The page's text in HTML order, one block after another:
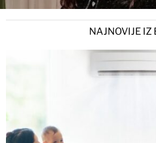
NAJNOVIJE IZ